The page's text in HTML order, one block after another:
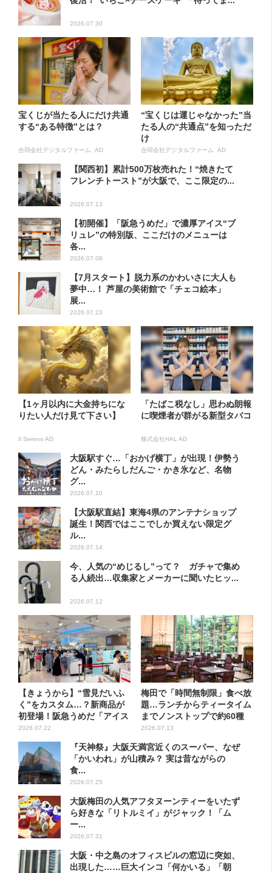
2026.07.30
宝くじが当たる人にだけ共通
する“ある特徴”とは？
合同会社デジタルファーム AD
“宝くじは運じゃなかった”当
たる人の“共通点”を知っただ
け
合同会社デジタルファーム AD
【関西初】累計500万枚売れた！“焼きたて
フレンチトースト”が大阪で、ここ限定の...
2026.07.13
【初開催】「阪急うめだ」で濃厚アイス“ブ
リュレ”の特別版、ここだけのメニューは
各...
2026.07.08
【7月スタート】脱力系のかわいさに大人も
夢中…！ 芦屋の美術館で「チェコ絵本」
展...
2026.07.23
【1ヶ月以内に大金持ちにな
りたい人だけ見て下さい】
Il Sereno AD
「たばこ税なし」思わぬ朗報
に喫煙者が群がる新型タバコ
株式会社HAL AD
大阪駅すぐ…「おかげ横丁」が出現！伊勢う
どん・みたらしだんご・かき氷など、名物
グ...
2026.07.10
【大阪駅直結】東海4県のアンテナショップ
誕生！関西ではここでしか買えない限定グ
ル...
2026.07.14
今、人気の“めじるし”って？ ガチャで集め
る人続出…収集家とメーカーに聞いたヒッ...
2026.07.12
【きょうから】“雪見だいふ
く”をカスタム…？新商品が
初登場！阪急うめだ「アイス
フ...
2026.07.22
梅田で「時間無制限」食べ放
題…ランチからティータイム
までノンストップで約60種
を...
2026.07.13
『天神祭』大阪天満宮近くのスーパー、なぜ
「かいわれ」が山積み？ 実は昔ながらの
食...
2026.07.25
大阪梅田の人気アフタヌーンティーをいたず
ら好きな「リトルミイ」がジャック！「ム
ー...
2026.07.31
大阪・中之島のオフィスビルの窓辺に突如、
出現した……巨大インコ「何かいる」「朝